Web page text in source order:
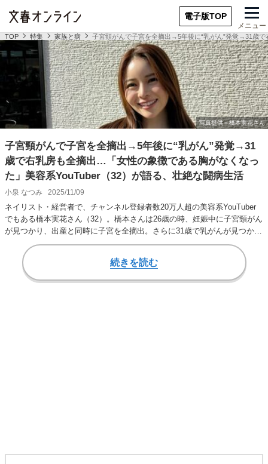
電子版TOP
メニュー
TOP 特集 家族と病 子宮頸がんで子宮を全摘出→5年後に“乳がん”発覚→31歳
子宮頸がんで子宮を全摘出→5年後に“乳がん”発覚→31
歳で右乳房も全摘出…「女性の象徴である胸がなくなっ
た」美容系YouTuber（32）が語る、壮絶な闘病生活
小泉 なつみ 2025/11/09
ネイリスト・経営者で、チャンネル登録者数20万人超の美容系YouTuber
でもある橋本実花さん（32）。橋本さんは26歳の時、妊娠中に子宮頸がん
が見つかり、出産と同時に子宮を全摘出。さらに31歳で乳がんが見つか
続きを読む